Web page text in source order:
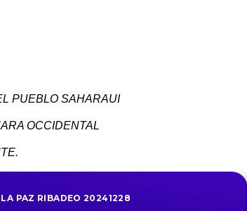
PUEBLO SAHARAUI
OCCIDENTAL